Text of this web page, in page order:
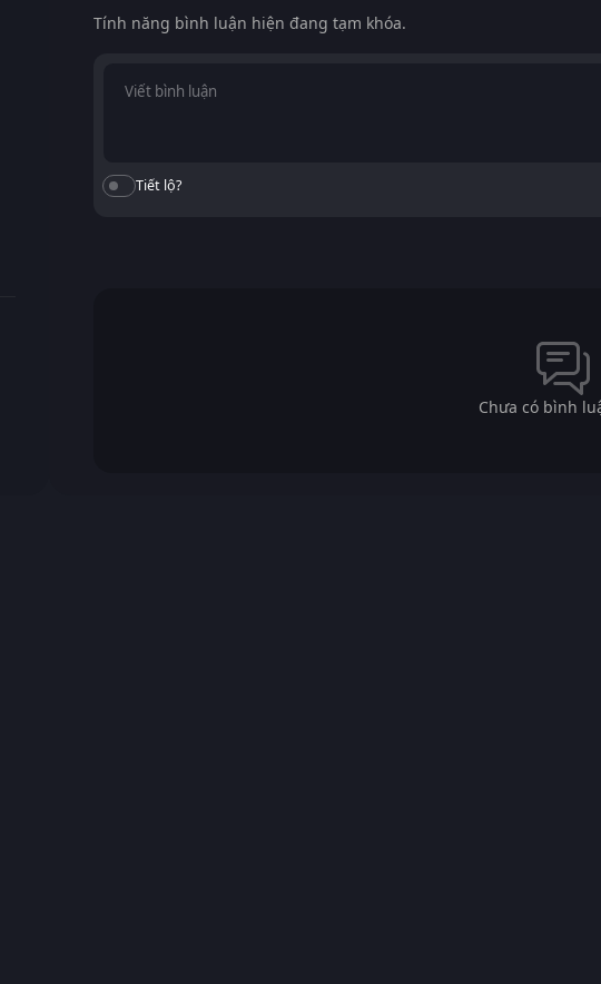
Tính năng bình luận hiện đang tạm khóa.
Tiết lộ?
Chưa có bình